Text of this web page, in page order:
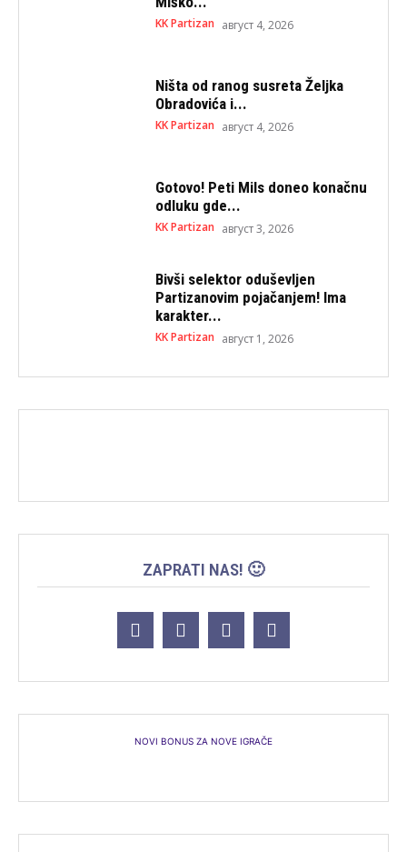
KK Partizan август 4, 2026
Ništa od ranog susreta Željka
Obradovića i...
KK Partizan август 4, 2026
Gotovo! Peti Mils doneo konačnu
odluku gde...
KK Partizan август 3, 2026
Bivši selektor oduševljen
Partizanovim pojačanjem! Ima
karakter...
KK Partizan август 1, 2026
ZAPRATI NAS! 🙂
NOVI BONUS ZA NOVE IGRAČE